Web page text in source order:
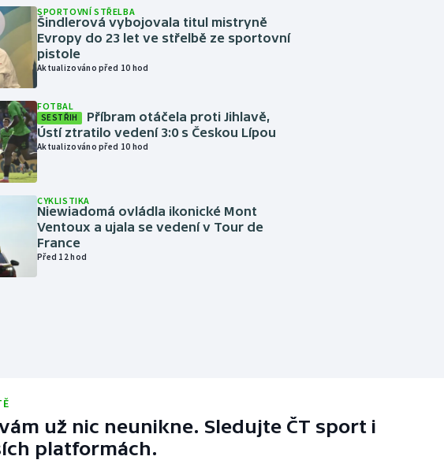
SPORTOVNÍ STŘELBA
Šindlerová vybojovala titul mistryně
Evropy do 23 let ve střelbě ze sportovní
pistole
Aktualizováno před 10 hod
FOTBAL
SESTŘIH
Příbram otáčela proti Jihlavě,
Ústí ztratilo vedení 3:0 s Českou Lípou
Aktualizováno před 10 hod
CYKLISTIKA
Niewiadomá ovládla ikonické Mont
Ventoux a ujala se vedení v Tour de
France
Před 12 hod
už nic neunikne. Sledujte ČT sport i
platformách.